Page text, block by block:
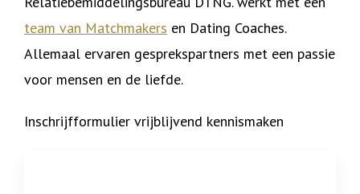
team van Matchmakers en Dating Coaches.
Allemaal ervaren gesprekspartners met een passie
voor mensen en de liefde.
Inschrijfformulier vrijblijvend kennismaken